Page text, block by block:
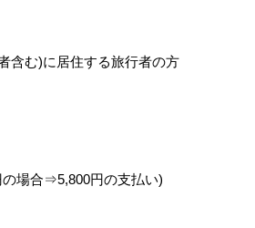
含む)に居住する旅行者の方
場合⇒5,800円の支払い)